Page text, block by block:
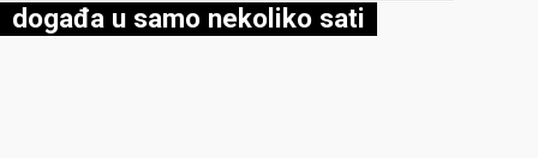
događa u samo nekoliko sati